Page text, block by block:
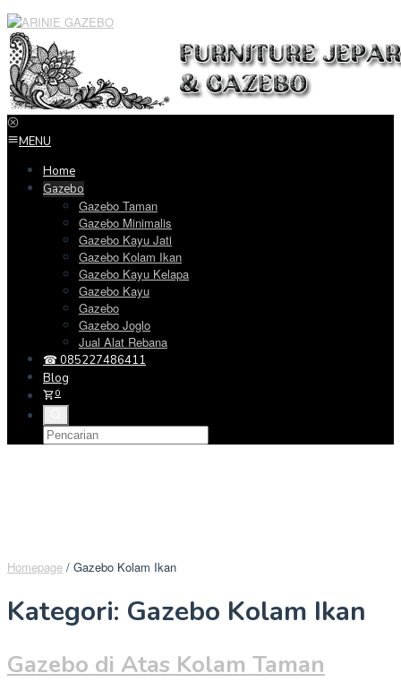
Loncat
ke
konten
MENU
Home
Gazebo
Gazebo Taman
Gazebo Minimalis
Gazebo Kayu Jati
Gazebo Kolam Ikan
Gazebo Kayu Kelapa
Gazebo Kayu
Gazebo
Gazebo Joglo
Jual Alat Rebana
☎ 085227486411
Blog
0
Homepage / Gazebo Kolam Ikan
Kategori: Gazebo Kolam Ikan
Gazebo di Atas Kolam Taman